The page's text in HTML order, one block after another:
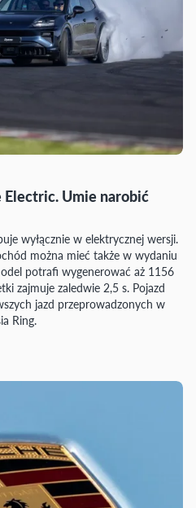
Electric. Umie narobić
wyłącznie w elektrycznej wersji.
można mieć także w wydaniu
potrafi wygenerować aż 1156
zajmuje zaledwie 2,5 s. Pojazd
jazd przeprowadzonych w
Ring.